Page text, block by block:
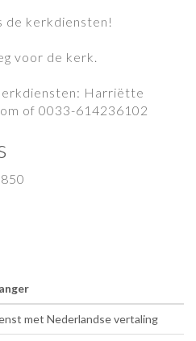
de kerkdiensten!
voor de kerk.
Harriëtte
of 0033-614236102
met Nederlandse vertaling